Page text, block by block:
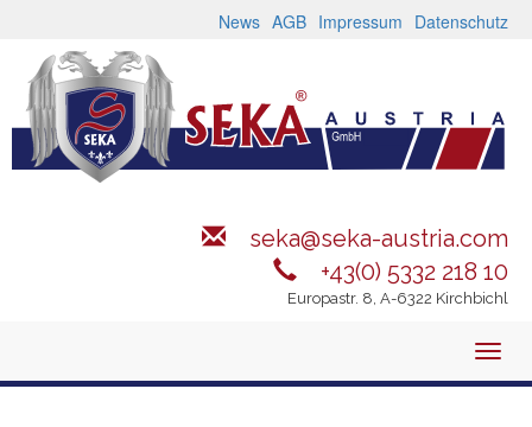
Inhalt
News AGB Impressum Datenschutz
seka@seka-austria.com
+43(0) 5332 218 10
Europastr. 8, A-6322 Kirchbichl